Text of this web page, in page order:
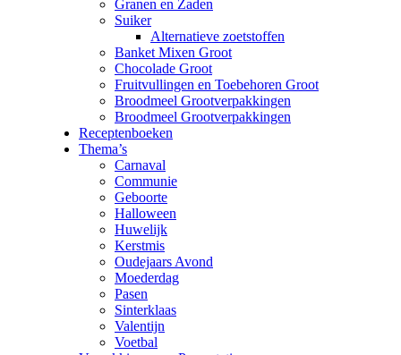
Granen en Zaden
Suiker
Alternatieve zoetstoffen
Banket Mixen Groot
Chocolade Groot
Fruitvullingen en Toebehoren Groot
Broodmeel Grootverpakkingen
Broodmeel Grootverpakkingen
Receptenboeken
Thema’s
Carnaval
Communie
Geboorte
Halloween
Huwelijk
Kerstmis
Oudejaars Avond
Moederdag
Pasen
Sinterklaas
Valentijn
Voetbal